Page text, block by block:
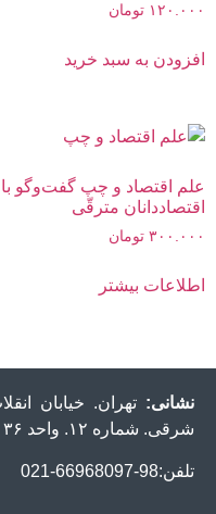
۱۲۰.۰۰۰ تومان
افزودن به سبد خرید
علم اقتصاد و چپ گفت‌وگو با
اقتصاددانان مترقّی
۳۰۰.۰۰۰ تومان
اطلاعات بیشتر
نشانی: تهران. خیابان
شرقی. شماره ۱۲. واحد ۳۶ کدپستی: ۱۳۱۵۸۸۳۴۷۴
تلفن:98-66968097-021 ایمیل: info@jahaneketab.ir